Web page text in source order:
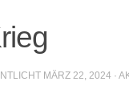
MÄRZ 22, 2024 ·